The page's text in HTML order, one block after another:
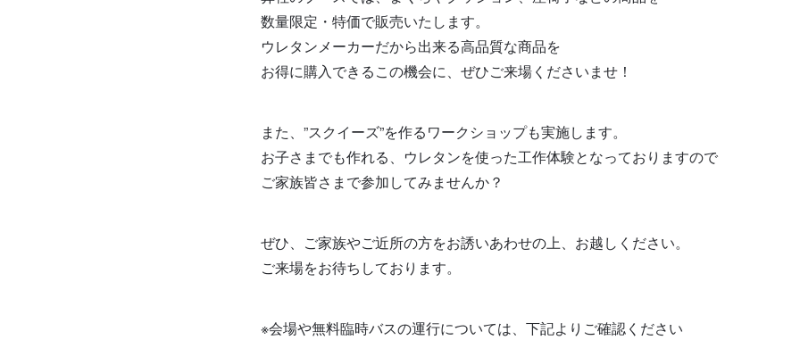
数量限定・特価で販売いたします。
ウレタンメーカーだから出来る高品質な商品を
お得に購入できるこの機会に、ぜひご来場くださいませ！
また、”スクイーズ”を作るワークショップも実施します。
お子さまでも作れる、ウレタンを使った工作体験となっておりますので
ご家族皆さまで参加してみませんか？
ぜひ、ご家族やご近所の方をお誘いあわせの上、お越しください。
ご来場をお待ちしております。
※会場や無料臨時バスの運行については、下記よりご確認ください